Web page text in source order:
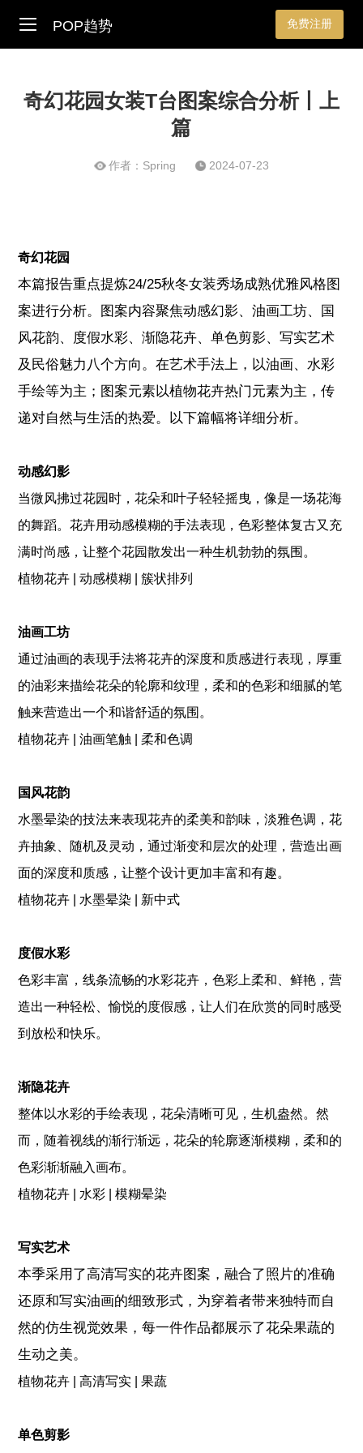
POP趋势 免费注册
奇幻花园女装T台图案综合分析丨上
篇
作者：Spring 2024-07-23
奇幻花园
本篇报告重点提炼24/25秋冬女装秀场成熟优雅风格图
案进行分析。图案内容聚焦动感幻影、油画工坊、国
风花韵、度假水彩、渐隐花卉、单色剪影、写实艺术
及民俗魅力八个方向。在艺术手法上，以油画、水彩
手绘等为主；图案元素以植物花卉热门元素为主，传
递对自然与生活的热爱。 以下篇幅将详细分析。
动感幻影
当微风拂过花园时，花朵和叶子轻轻摇曳，像是一场花海
的舞蹈。花卉用动感模糊的手法表现，色彩整体复古又充
满时尚感，让整个花园散发出一种生机勃勃的氛围。
植物花卉 | 动感模糊 | 簇状排列
油画工坊
通过油画的表现手法将花卉的深度和质感进行表现，厚重
的油彩来描绘花朵的轮廓和纹理，柔和的色彩和细腻的笔
触来营造出一个和谐舒适的氛围。
植物花卉 | 油画笔触 | 柔和色调
国风花韵
水墨晕染的技法来表现花卉的柔美和韵味，淡雅色调，花
卉抽象、随机及灵动，通过渐变和层次的处理，营造出画
面的深度和质感，让整个设计更加丰富和有趣。
植物花卉 | 水墨晕染 | 新中式
度假水彩
色彩丰富，线条流畅的水彩花卉，色彩上柔和、鲜艳，营
造出一种轻松、愉悦的度假感，让人们在欣赏的同时感受
到放松和快乐。
渐隐花卉
整体以水彩的手绘表现，花朵清晰可见，生机盎然。然
而，随着视线的渐行渐远，花朵的轮廓逐渐模糊，柔和的
色彩渐渐融入画布。
植物花卉 | 水彩 | 模糊晕染
写实艺术
本季采用了高清写实的花卉图案，融合了照片的准确
还原和写实油画的细致形式，为穿着者带来独特而自
然的仿生视觉效果，每一件作品都展示了花朵果蔬的
生动之美。
植物花卉 | 高清写实 | 果蔬
单色剪影